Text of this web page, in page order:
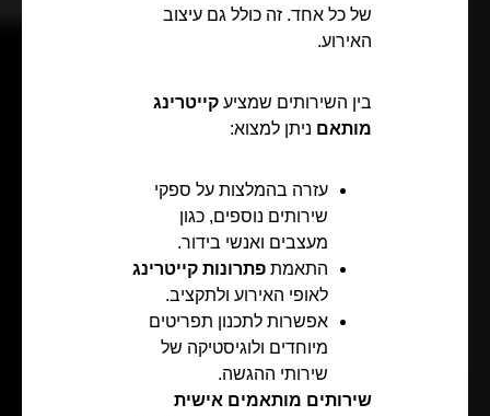
של כל אחד. זה כולל גם עיצוב
האירוע.
בין השירותים שמציע קייטרינג
מותאם ניתן למצוא:
עזרה בהמלצות על ספקי
שירותים נוספים, כגון
מעצבים ואנשי בידור.
התאמת פתרונות קייטרינג
לאופי האירוע ולתקציב.
אפשרות לתכנון תפריטים
מיוחדים ולוגיסטיקה של
שירותי ההגשה.
שירותים מותאמים אישית